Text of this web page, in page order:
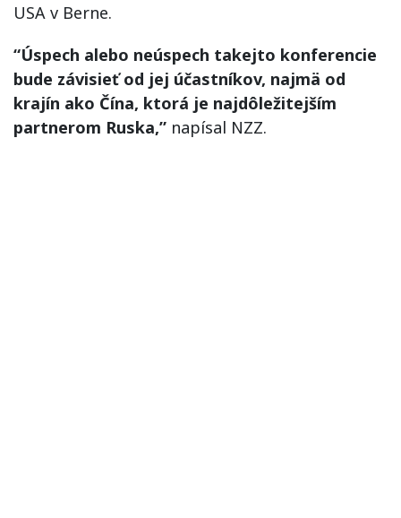
USA v Berne.
“Úspech alebo neúspech takejto konferencie
bude závisieť od jej účastníkov, najmä od
krajín ako Čína, ktorá je najdôležitejším
partnerom Ruska,” napísal NZZ.